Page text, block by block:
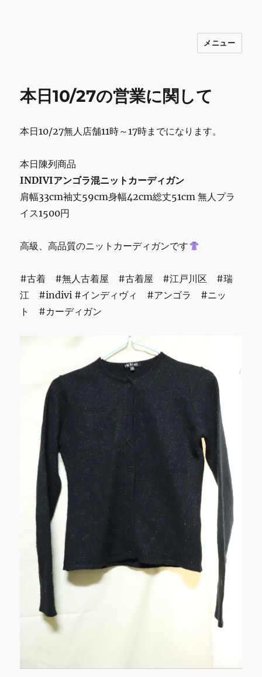
INNOCENCE ～日常に彩りを～ フ
物 etc販売 江戸川区瑞江
メニュー
本日10/27の営業に関して
本日10/27無人店舗11時～17時までになります。
本日陳列商品
INDIVIアンゴラ混ニットカーディガン
肩幅33cm袖丈59cm身幅42cm総丈51cm 無人プラ
イス1500円
高級、高品質のニットカーディガンです
#古着 #無人古着屋 #古着屋 #江戸川区 #瑞
江 #indivi #インディヴィ #アンゴラ #ニッ
ト #カーディガン